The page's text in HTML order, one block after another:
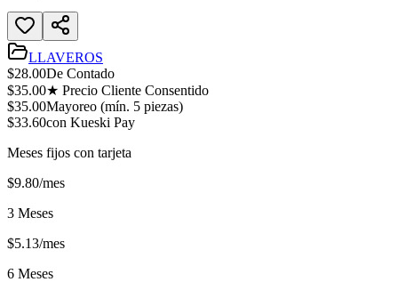
LLAVEROS
$28.00De Contado
$35.00★ Precio Cliente Consentido
$35.00Mayoreo (mín. 5 piezas)
$33.60con Kueski Pay
Meses fijos con tarjeta
$9.80/mes
3 Meses
$5.13/mes
6 Meses